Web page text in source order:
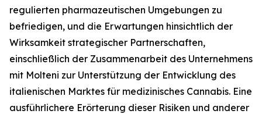
regulierten pharmazeutischen Umgebungen zu
befriedigen, und die Erwartungen hinsichtlich der
Wirksamkeit strategischer Partnerschaften,
einschließlich der Zusammenarbeit des Unternehmens
mit Molteni zur Unterstützung der Entwicklung des
italienischen Marktes für medizinisches Cannabis. Eine
ausführlichere Erörterung dieser Risiken und anderer